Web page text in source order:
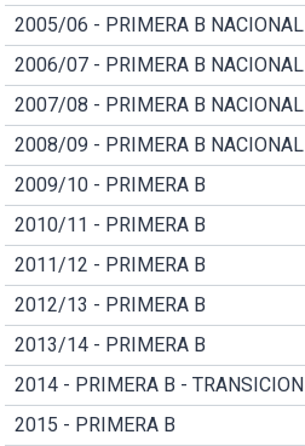
2005/06 - PRIMERA B NACIONAL
2006/07 - PRIMERA B NACIONAL
2007/08 - PRIMERA B NACIONAL
2008/09 - PRIMERA B NACIONAL
2009/10 - PRIMERA B
2010/11 - PRIMERA B
2011/12 - PRIMERA B
2012/13 - PRIMERA B
2013/14 - PRIMERA B
2014 - PRIMERA B - TRANSICION
2015 - PRIMERA B